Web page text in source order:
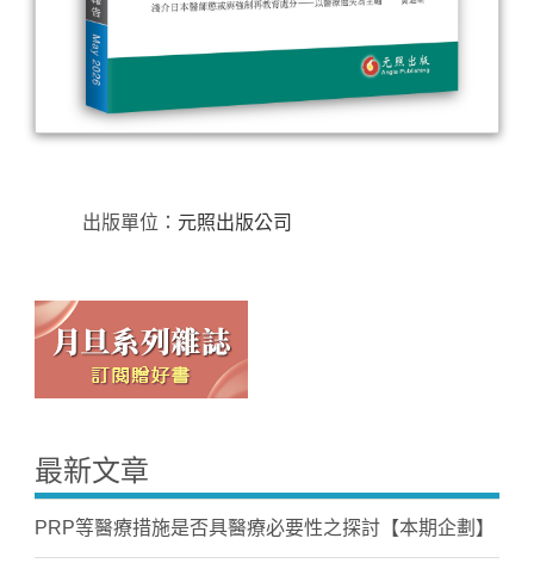
出版單位： 元照出版公司
最新文章
PRP等醫療措施是否具醫療必要性之探討【本期企劃】